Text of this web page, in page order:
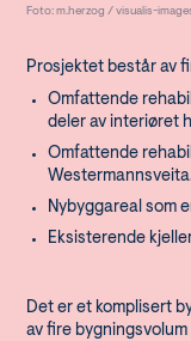
Foto: m.herzog / visualis-
Prosjektet består av
Omfattende
deler av interiøret
Omfattende
Nybyggareal som
Eksisterende
Det er et komplisert
av fire